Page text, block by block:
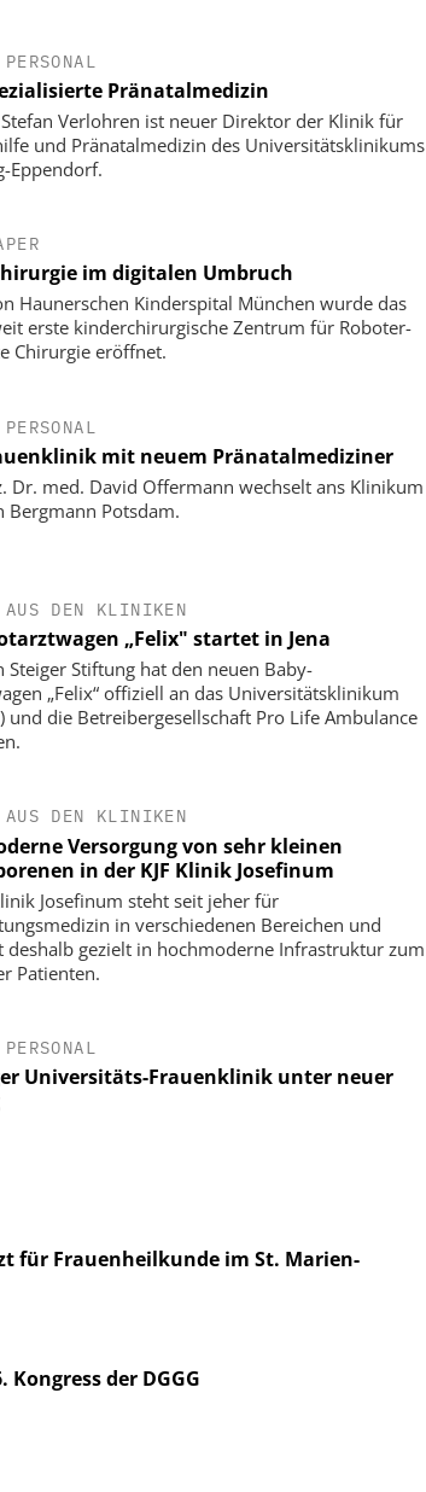
PERSONAL
Pränatalmedizin
Verlohren ist neuer Direktor der Klinik für
und Pränatalmedizin des Universitätsklinikums
Eppendorf.
im digitalen Umbruch
Haunerschen Kinderspital München wurde das
erste kinderchirurgische Zentrum für Roboter-
Chirurgie eröffnet.
PERSONAL
mit neuem Pränatalmediziner
Dr. med. David Offermann wechselt ans Klinikum
Bergmann Potsdam.
AUS DEN KLINIKEN
„Felix" startet in Jena
Steiger Stiftung hat den neuen Baby-
„Felix“ offiziell an das Universitätsklinikum
und die Betreibergesellschaft Pro Life Ambulance
AUS DEN KLINIKEN
Versorgung von sehr kleinen
in der KJF Klinik Josefinum
Josefinum steht seit jeher für
in verschiedenen Bereichen und
deshalb gezielt in hochmoderne Infrastruktur zum
Patienten.
PERSONAL
Universitäts-Frauenklinik unter neuer
für Frauenheilkunde im St. Marien-
der DGGG